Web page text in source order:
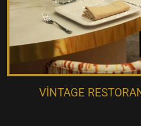
VINTAGE